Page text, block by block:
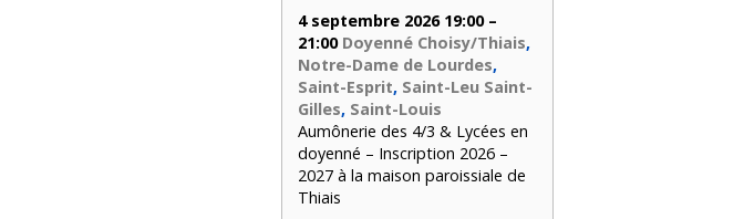
4 septembre 2026 19:00 –
21:00 Doyenné Choisy/Thiais,
Notre-Dame de Lourdes,
Saint-Esprit, Saint-Leu Saint-
Gilles, Saint-Louis
Aumônerie des 4/3 & Lycées en
doyenné – Inscription 2026 –
2027 à la maison paroissiale de
Thiais